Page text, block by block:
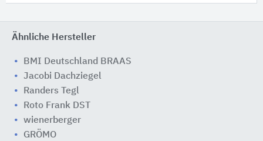
Ähnliche Hersteller
BMI Deutschland BRAAS
Jacobi Dachziegel
Randers Tegl
Roto Frank DST
wienerberger
GRÖMO